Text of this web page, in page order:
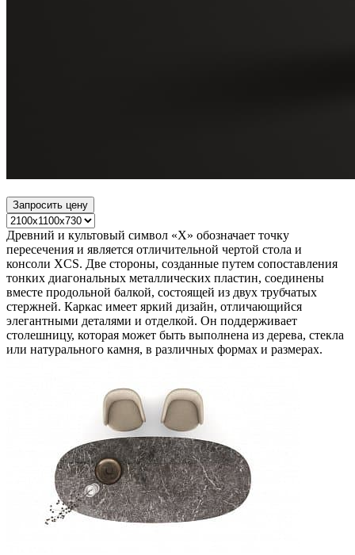
Запросить цену
Древний и культовый символ «X» обозначает точку
пересечения и является отличительной чертой стола и
консоли XCS. Две стороны, созданные путем сопоставления
тонких диагональных металлических пластин, соединены
вместе продольной балкой, состоящей из двух трубчатых
стержней. Каркас имеет яркий дизайн, отличающийся
элегантными деталями и отделкой. Он поддерживает
столешницу, которая может быть выполнена из дерева, стекла
или натурального камня, в различных формах и размерах.